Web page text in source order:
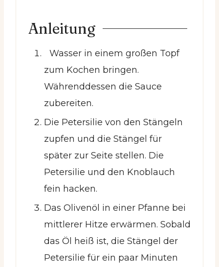
Anleitung
Wasser in einem großen Topf
zum Kochen bringen.
Währenddessen die Sauce
zubereiten.
Die Petersilie von den Stängeln
zupfen und die Stängel für
später zur Seite stellen. Die
Petersilie und den Knoblauch
fein hacken.
Das Olivenöl in einer Pfanne bei
mittlerer Hitze erwärmen. Sobald
das Öl heiß ist, die Stängel der
Petersilie für ein paar Minuten